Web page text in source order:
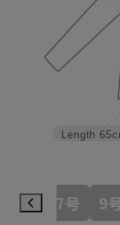
Length
5号 7号 9